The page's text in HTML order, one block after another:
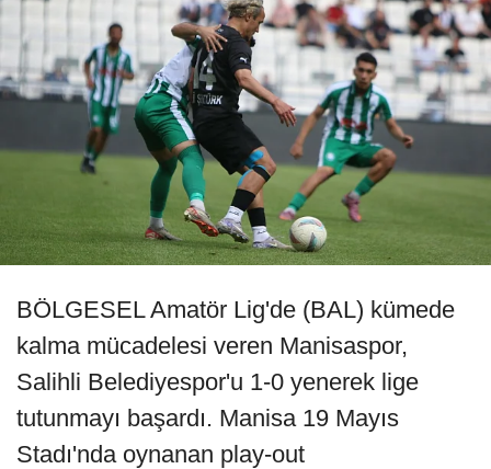
BÖLGESEL Amatör Lig'de (BAL) kümede
kalma mücadelesi veren Manisaspor,
Salihli Belediyespor'u 1-0 yenerek lige
tutunmayı başardı. Manisa 19 Mayıs
Stadı'nda oynanan play-out